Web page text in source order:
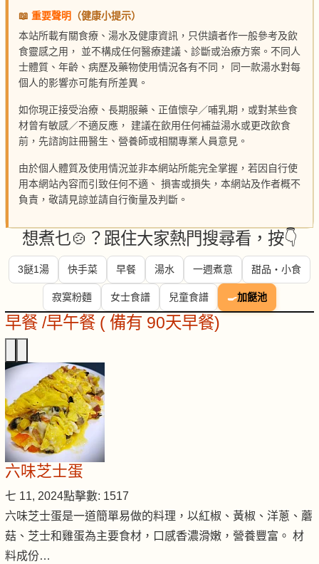
📖 重要聲明
（健康小提示）
本站所載有關食療、湯水及健康資訊，只供讀者作一般參考及飲
食靈感之用， 並不構成任何醫療建議、診斷或治療方案。不同人
士體質、年齡、病歷及藥物使用情況各有不同， 同一款湯水對每
個人的影響亦可能有所差異。
如你現正接受治療、長期服藥、正值懷孕／哺乳期，或對某些食
材曾有敏感／不適反應， 建議在飲用任何補益湯水或更改飲食
前，先諮詢註冊醫生、營養師或相關專業人員意見。
由於個人體質及使用情況並非本網站所能完全掌握，若因自行使
用本網站內容而引致任何不適、 損害或損失，本網站及作者概不
負責，敬請見諒並請自行衡量及判斷。
想煮乜🍲？跟住大家熱門搜尋看，按👇
3餸1湯 快手菜 早餐 湯水 一週煮意 甜品・小食
寂寞粉麵 女士食譜 兒童食譜 🍳加餸池
早餐 /早午餐 ( 備有 90天早餐)
六味芝士蛋
七 11, 2024點擊數: 1517
六味芝士蛋是一道簡單易做的料理，以紅椒、黃椒、洋蔥、蘑
菇、芝士和雞蛋為主要食材，口感香濃滑嫩，營養豐富。 材
料成份…